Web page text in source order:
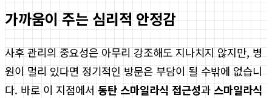
가까움이 주는 심리적 안정감
사후 관리의 중요성은 아무리 강조해도 지나치지 않지만, 병
원이 멀리 있다면 정기적인 방문은 부담이 될 수밖에 없습니
다. 바로 이 지점에서 동탄 스마일라식 접근성과 스마일라식